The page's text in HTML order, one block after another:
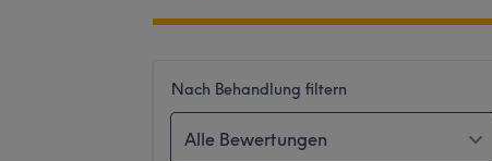
Nach Behandlung filtern
Alle Bewertungen